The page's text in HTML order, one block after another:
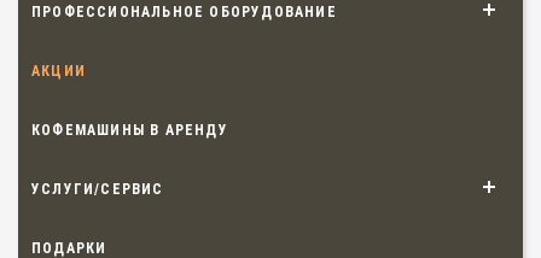
ПРОФЕССИОНАЛЬНОЕ ОБОРУДОВАНИЕ
АКЦИИ
КОФЕМАШИНЫ В АРЕНДУ
УСЛУГИ/СЕРВИС
ПОДАРКИ